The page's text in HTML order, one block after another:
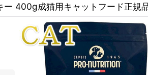
ー 400g成猫用キャットフード正規